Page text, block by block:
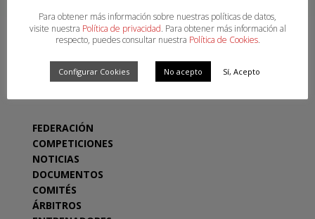
SECCIONES
FEDERACIÓN
COMPETICIONES
NOTICIAS
DOCUMENTOS
COMITÉS
ÁRBITROS
Para obtener más información sobre nuestras políticas de datos,
visite nuestra Política de privacidad. Para obtener más información al
respecto, puedes consultar nuestra Política de Cookies.
Configurar Cookies No acepto Sí, Acepto